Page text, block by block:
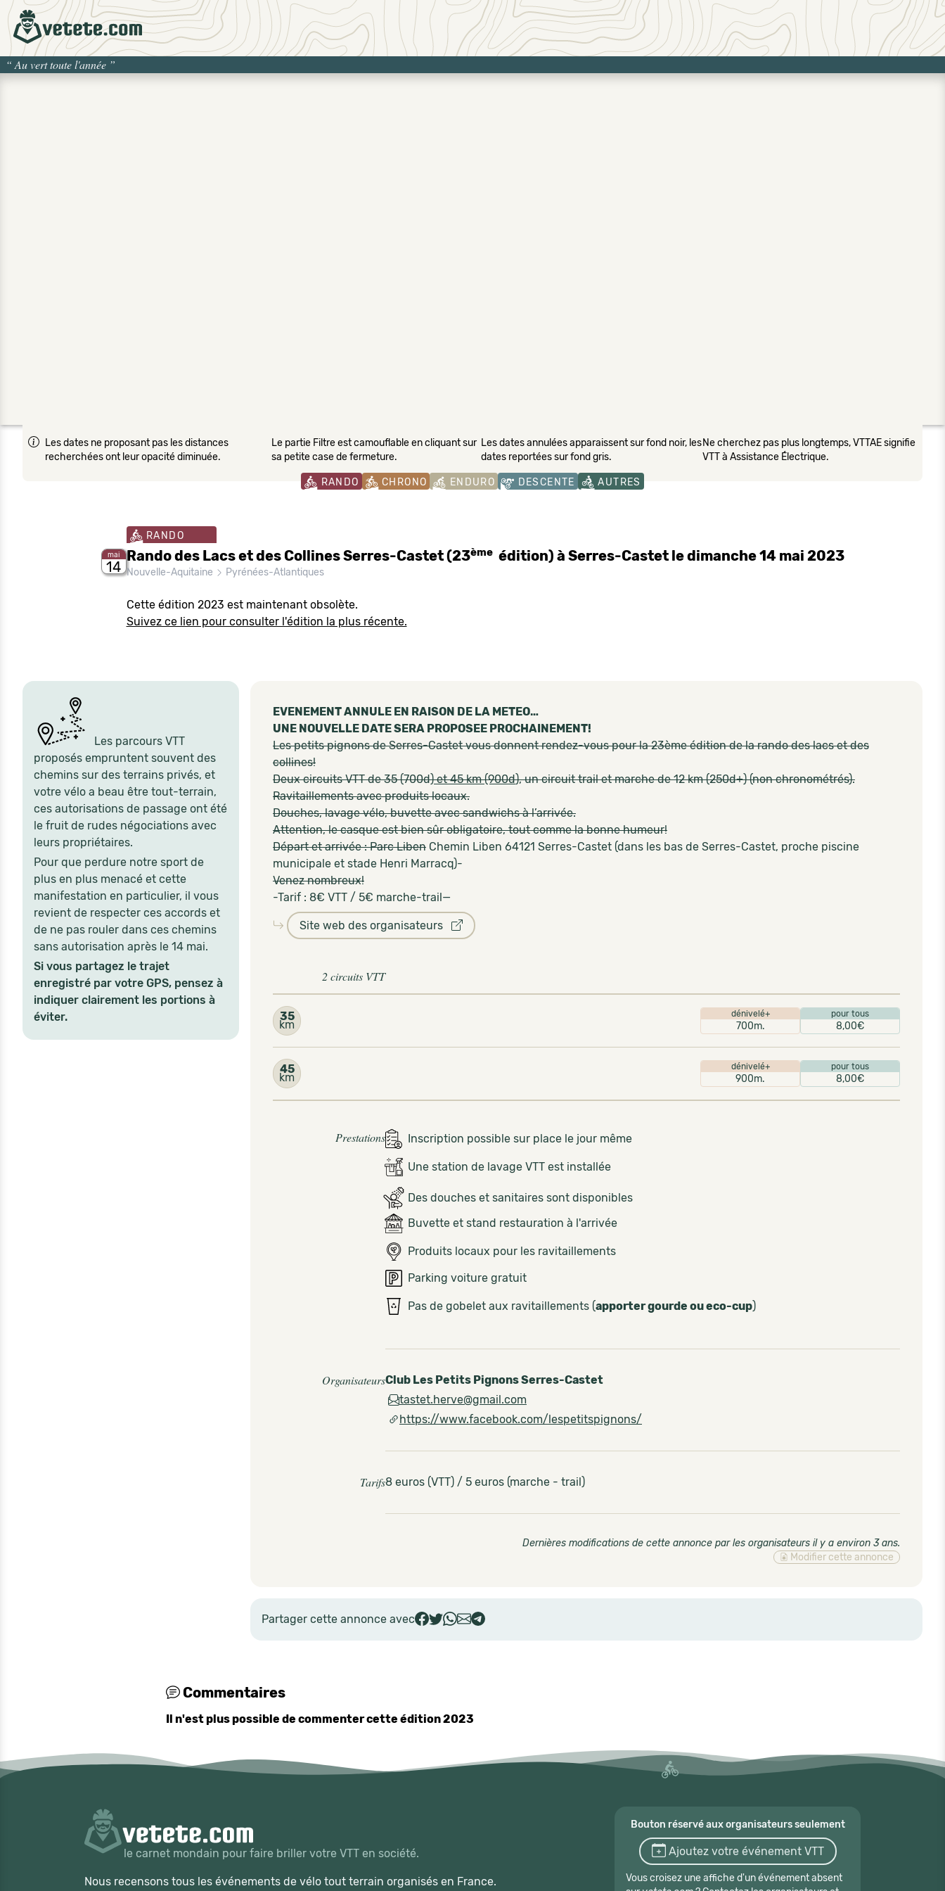
“ Au vert toute l'année ”
Les dates ne proposant pas les distances
recherchées ont leur opacité diminuée.
Le partie Filtre est camouflable en cliquant sur
sa petite case de fermeture.
Les dates annulées apparaissent sur fond noir, les
dates reportées sur fond gris.
Ne cherchez pas plus longtemps, VTTAE signifie
VTT à Assistance Électrique.
RANDO CHRONO ENDURO DESCENTE AUTRES
mai
14
RANDO
Rando des Lacs et des Collines Serres-Castet (23èmeédition) à Serres-Castet le dimanche 14 mai 2023
Nouvelle-Aquitaine Pyrénées-Atlantiques
Cette édition 2023 est maintenant obsolète.
Suivez ce lien pour consulter l'édition la plus récente.
Les parcours VTT
proposés empruntent souvent des
chemins sur des terrains privés, et
votre vélo a beau être tout-terrain,
ces autorisations de passage ont été
le fruit de rudes négociations avec
leurs propriétaires.
Pour que perdure notre sport de
plus en plus menacé et cette
manifestation en particulier, il vous
revient de respecter ces accords et
de ne pas rouler dans ces chemins
sans autorisation après le 14 mai.
Si vous partagez le trajet
enregistré par votre GPS, pensez à
indiquer clairement les portions à
éviter.
EVENEMENT ANNULE EN RAISON DE LA METEO…
UNE NOUVELLE DATE SERA PROPOSEE PROCHAINEMENT!
Les petits pignons de Serres-Castet vous donnent rendez-vous pour la 23ème édition de la rando des lacs et des
collines!
Deux circuits VTT de 35 (700d) et 45 km (900d), un circuit trail et marche de 12 km (250d+) (non chronométrés).
Ravitaillements avec produits locaux.
Douches, lavage vélo, buvette avec sandwichs à l’arrivée.
Attention, le casque est bien sûr obligatoire, tout comme la bonne humeur!
Départ et arrivée : Parc Liben Chemin Liben 64121 Serres-Castet (dans les bas de Serres-Castet, proche piscine
municipale et stade Henri Marracq)-
Venez nombreux!
-Tarif : 8€ VTT / 5€ marche-trail—
Site web des organisateurs
2 circuits VTT
35
km
dénivelé+
700m.
pour tous
8,00€
45
km
dénivelé+
900m.
pour tous
8,00€
Prestations Inscription possible sur place le jour même
Une station de lavage VTT est installée
Des douches et sanitaires sont disponibles
Buvette et stand restauration à l'arrivée
Produits locaux pour les ravitaillements
Parking voiture gratuit
Pas de gobelet aux ravitaillements (apporter gourde ou eco-cup)
OrganisateursClub Les Petits Pignons Serres-Castet
tastet.herve@gmail.com
https://www.facebook.com/lespetitspignons/
Tarifs8 euros (VTT) / 5 euros (marche - trail)
Dernières modifications de cette annonce par les organisateurs il y a environ 3 ans.
Modifier cette annonce
Partager cette annonce avec
Commentaires
Il n'est plus possible de commenter cette édition 2023
le carnet mondain pour faire briller votre VTT en société.
Nous recensons tous les événements de vélo tout terrain organisés en France.
Bouton réservé aux organisateurs seulement
Ajoutez votre événement VTT
Vous croisez une affiche d'un événement absent